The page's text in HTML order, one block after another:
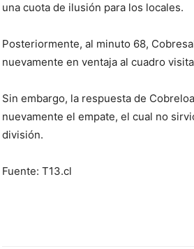
una cuota de ilusión para los locales.
Posteriormente, al minuto 68,
nuevamente en ventaja al cuadro
Sin embargo, la respuesta de
nuevamente el empate, el cual no
división.
Fuente: T13.cl